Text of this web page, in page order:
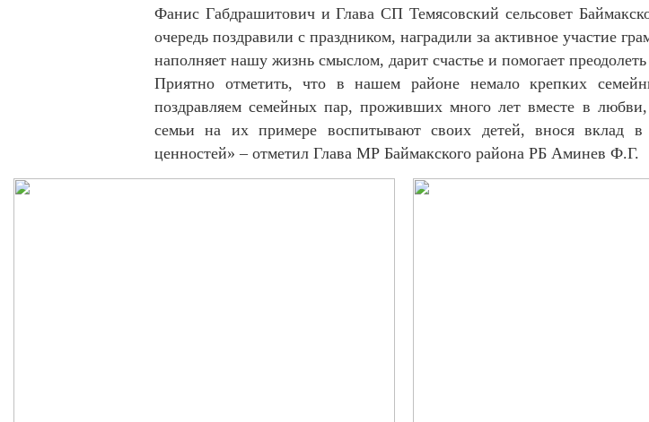
Фанис Габдрашитович и Глава СП Темясовский сельсовет
очередь поздравили с праздником, наградили за активное участие
наполняет нашу жизнь смыслом, дарит счастье и помогает
Приятно отметить, что в нашем районе немало крепких
поздравляем семейных пар, проживших много лет вместе в
семьи на их примере воспитывают своих детей, внося вклад
ценностей» – отметил Глава МР Баймакского района РБ Аминев Ф.Г.